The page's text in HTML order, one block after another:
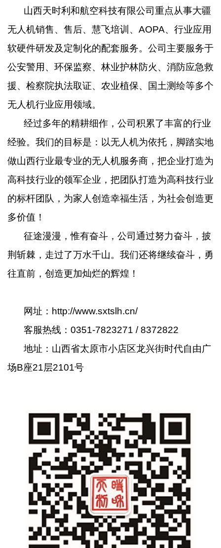
山西天时利和航空科技有限公司重点从事大疆
无人机销售、售后、慧飞培训、AOPA、行业应用
软硬件研发及定制化的配套服务。公司主要服务于
公安警用、环保监察、林业护林防火、消防应急救
援、检察院执法取证、农业植保、国土测绘等多个
无人机行业应用领域。
经过多年的精耕细作，公司积累了丰富的行业
经验。我们的目标是：以无人机为依托，脚踏实地
做山西行业最专业的无人机服务商，把企业打造为
高科技行业的领军企业，把团队打造为高科技行业
的标杆团队，为家人创造幸福生活，为社会创造更
多价值！
征途漫漫，惟有奋斗，公司通过努力奋斗，披
荆斩棘，走过了万水千山。我们还将继续奋斗，勇
往直前，创造更加灿烂的辉煌！
网址：http://www.sxtslh.cn/
客服热线：0351-7823271 / 8372822
地址：山西省太原市小店区龙兴街时代自由广
场B座21层2101号